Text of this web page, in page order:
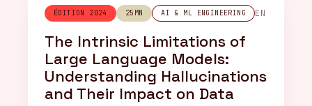
ÉDITION 2024 25MN AI & ML ENGINEERING EN
The Intrinsic Limitations of
Large Language Models:
Understanding Hallucinations
and Their Impact on Data